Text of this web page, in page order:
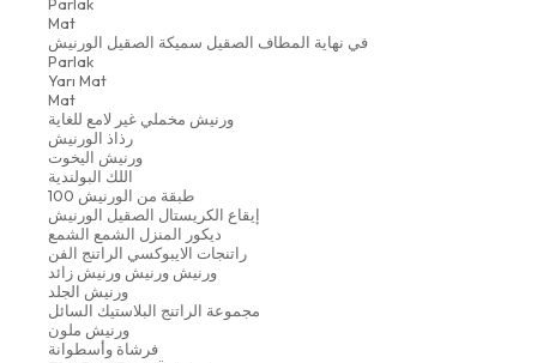
Parlak
Mat
في نهاية المطاف الصقيل سميكة الصقيل الورنيش
Parlak
Yarı Mat
Mat
ورنيش مخملي غير لامع للغاية
رذاذ الورنيش
ورنيش اليخوت
اللك البولندية
100 طبقة من الورنيش
إيقاع الكريستال الصقيل الورنيش
ديكور المنزل الشمع الشمع
راتنجات الايبوكسي الراتنج الفن
ورنيش ورنيش ورنيش زائد
ورنيش الجلد
مجموعة الراتنج البلاستيك السائل
ورنيش ملون
فرشاة وأسطوانة